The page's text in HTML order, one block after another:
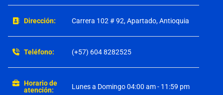
Dirección: Carrera 102 # 92, Apartado, Antioquia
Teléfono: (+57) 604 8282525
Horario de
atención:
Lunes a Domingo 04:00 am - 11:59 pm